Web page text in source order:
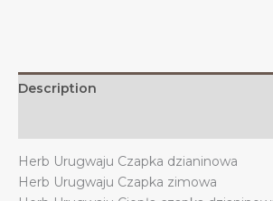
kobiet
quantity
Description
Herb Urugwaju Czapka dzianinowa
Herb Urugwaju Czapka zimowa